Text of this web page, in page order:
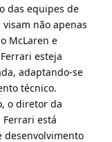
das equipes de
não apenas
McLaren e
esteja
adaptando-se
técnico.
o diretor da
está
desenvolvimento